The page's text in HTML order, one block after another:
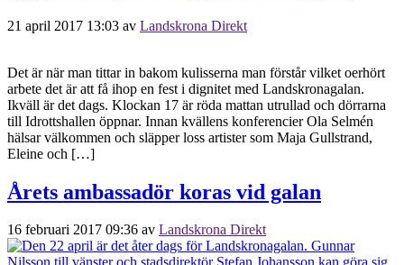
21 april 2017 13:03 av Landskrona Direkt
Det är när man tittar in bakom kulisserna man förstår vilket oerhört
arbete det är att få ihop en fest i dignitet med Landskronagalan.
Ikväll är det dags. Klockan 17 är röda mattan utrullad och dörrarna
till Idrottshallen öppnar. Innan kvällens konferencier Ola Selmén
hälsar välkommen och släpper loss artister som Maja Gullstrand,
Eleine och […]
Årets ambassadör koras vid galan
16 februari 2017 09:36 av Landskrona Direkt